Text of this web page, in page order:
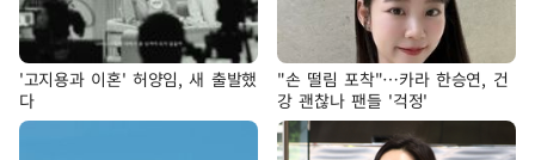
'고지용과 이혼' 허양임, 새 출발했
다
"손 떨림 포착"…카라 한승연, 건
강 괜찮나 팬들 '걱정'